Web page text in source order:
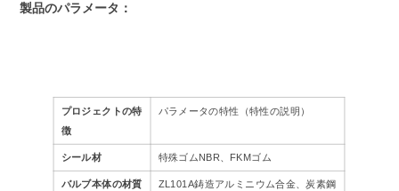
YK02-D
製品のパラメータ：
プロジェクトの特
徴
パラメータの特性（特性の説明）
シール材 特殊ゴムNBR、FKMゴム
バルブ本体の材質
ZL101A鋳造アルミニウム合金、炭素鋼